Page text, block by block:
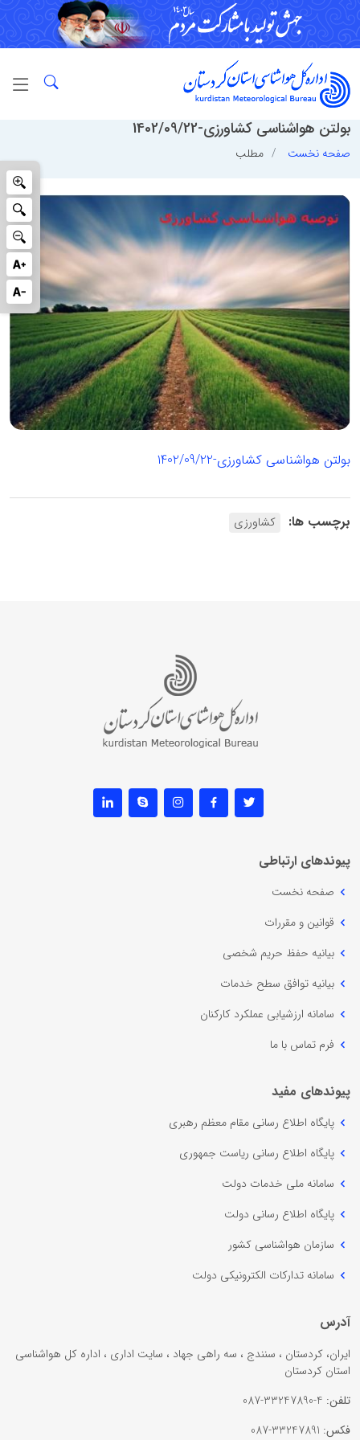
بولتن هواشناسی کشاورزی-1402/09/22
صفحه نخست مطلب
بولتن هواشناسی کشاورزی-1402/09/22
برچسب ها: کشاورزی
پیوندهای ارتباطی
صفحه نخست
قوانین و مقررات
بیانیه حفظ حریم شخصی
بیانیه توافق سطح خدمات
سامانه ارزشیابی عملکرد کارکنان
فرم تماس با ما
پیوندهای مفید
پایگاه اطلاع رسانی مقام معظم رهبری
پایگاه اطلاع رسانی ریاست جمهوری
سامانه ملی خدمات دولت
پایگاه اطلاع رسانی دولت
سازمان هواشناسی کشور
سامانه تدارکات الکترونیکی دولت
آدرس
ایران، کردستان ، سنندج ، سه راهی جهاد ، سایت اداری ، اداره کل هواشناسی
استان کردستان
تلفن:
فکس: